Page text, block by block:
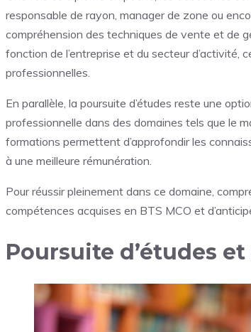
responsable de rayon, manager de zone ou
compréhension des techniques de vente et de
fonction de l’entreprise et du secteur d’activité,
professionnelles.
En parallèle, la poursuite d’études reste une
professionnelle dans des domaines tels que le
formations permettent d’approfondir les
à une meilleure rémunération.
Pour réussir pleinement dans ce domaine,
compétences acquises en BTS MCO et
Poursuite d’études